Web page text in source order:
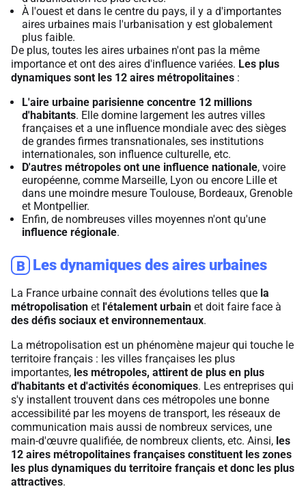
À l'ouest et dans le centre du pays, il y a d'importantes
aires urbaines mais l'urbanisation y est globalement
plus faible.
De plus, toutes les aires urbaines n'ont pas la même
importance et ont des aires d'influence variées. Les plus
dynamiques sont les 12 aires métropolitaines :
L'aire urbaine parisienne concentre 12 millions
d'habitants. Elle domine largement les autres villes
françaises et a une influence mondiale avec des sièges
de grandes firmes transnationales, ses institutions
internationales, son influence culturelle, etc.
D'autres métropoles ont une influence nationale, voire
européenne, comme Marseille, Lyon ou encore Lille et
dans une moindre mesure Toulouse, Bordeaux, Grenoble
et Montpellier.
Enfin, de nombreuses villes moyennes n'ont qu'une
influence régionale.
B Les dynamiques des aires urbaines
La France urbaine connaît des évolutions telles que la
métropolisation et l'étalement urbain et doit faire face à
des défis sociaux et environnementaux.
La métropolisation est un phénomène majeur qui touche le
territoire français : les villes françaises les plus
importantes, les métropoles, attirent de plus en plus
d'habitants et d'activités économiques. Les entreprises qui
s'y installent trouvent dans ces métropoles une bonne
accessibilité par les moyens de transport, les réseaux de
communication mais aussi de nombreux services, une
main-d'œuvre qualifiée, de nombreux clients, etc. Ainsi, les
12 aires métropolitaines françaises constituent les zones
les plus dynamiques du territoire français et donc les plus
attractives.